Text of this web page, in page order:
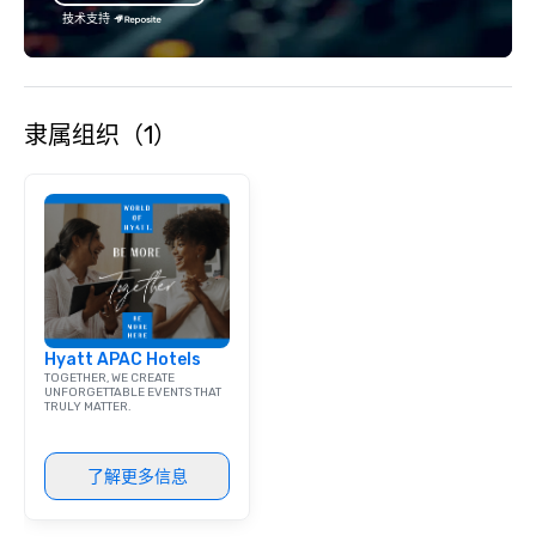
specializing in escorting large groups
with utmost care, who personalizes
each experience with fun and
engaging information along the way.
entertaining activity and unique
meeting events, from conferences to
team building. All-Inclusive Group
Dining When meeting planners book a
corporate group event through Lip
Smacking Foodie Tours, the entire
group is assured a top-notch dining
experience with three to four
signature dishes at each restaurant.
Our affordable tours are priced per
included. The only thing not included
are drinks. However, a beverage
技术支持
隶属组织（1）
Hyatt APAC Hotels
TOGETHER, WE CREATE
UNFORGETTABLE EVENTS THAT
TRULY MATTER.
了解更多信息